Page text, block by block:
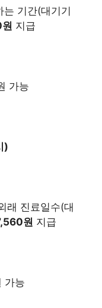
는 기간(대기기
지급
가능
)
래 진료일수(대
원 지급
가능